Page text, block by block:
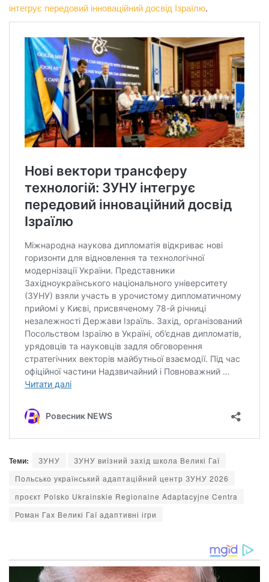
інтегрує передовий інноваційний досвід Ізраїлю.
Теми: ЗУНУ
ЗУНУ виїзний захід школа Великі Гаї
Польсько український адаптаційний центр ЗУНУ 2026
проєкт Polsko Ukrainskie Regionalne Adaptacyjne Centra
Роман Гах Великі Гаї адаптивні ігри